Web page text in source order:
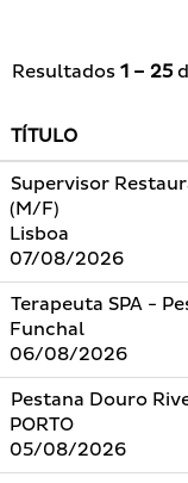
Resultados 1 – 25
TÍTULO
Supervisor
(M/F)
Lisboa
07/08/2026
Terapeuta SPA -
Funchal
06/08/2026
Pestana Douro
PORTO
05/08/2026